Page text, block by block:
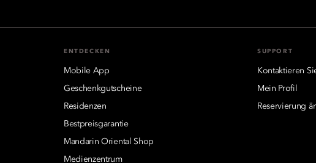
ENTDECKEN
Mobile App
Geschenkgutscheine
Residenzen
Bestpreisgarantie
Mandarin Oriental Shop
Medienzentrum
SUPPORT
Kontaktieren
Mein Profil
Reservierung